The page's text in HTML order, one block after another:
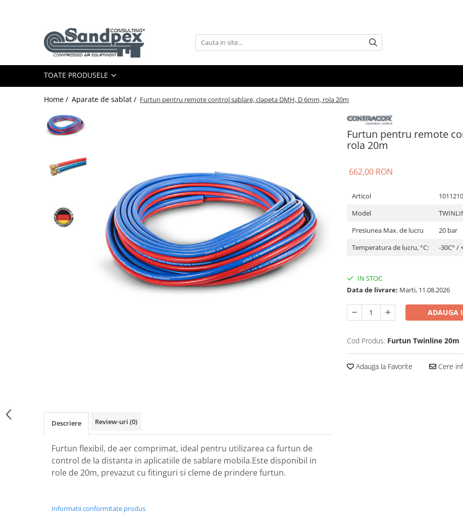
Toate Produsele
Compresoare aer cu surub
Compresor cu Curele
Compresor cu Cuplaj Direct si
Butelie aer comprimat
Butelie aer comprimat 500l
Butelie aer comprimat 2000l
Uscatoare aer comprimat prin
Uscatoare aer comprimat Prin
Piese schimb aparat sablare
Stergatoare de picioare
Teava de aluminiu aer comprimat
TOATE PRODUSELE
Home / Aparate de sablat / Furtun pentru remote control sablare, clapeta DMH, D 6mm, rola 20m
Furtun pentru remote
rola 20m
662,00 RON
Articol
Model
Presiunea Max. de lucru
20 bar
Temperatura de lucru, °C:
-30С° /
IN STOC
Data de livrare: Marti, 11.08.2026
ADAUGA
Cod Produs: Furtun Twinline 20m
Adauga la Favorite Cere
Descriere Review-uri (0)
Furtun flexibil, de aer comprimat, ideal pentru utilizarea ca furtun de
control de la distanta in aplicatiile de sablare mobila.Este disponibil in
role de 20m, prevazut cu fitinguri si cleme de prindere furtun.
Informatii conformitate produs